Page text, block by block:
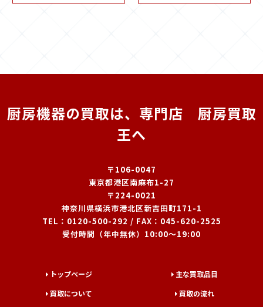
厨房機器の買取は、専門店 厨房買取
王へ
〒106-0047
東京都港区南麻布1-27
〒224-0021
神奈川県横浜市港北区新吉田町171-1
TEL： 0120-500-292 / FAX：045-620-2525
受付時間（年中無休）10:00～19:00
トップページ
主な買取品目
買取について
買取の流れ